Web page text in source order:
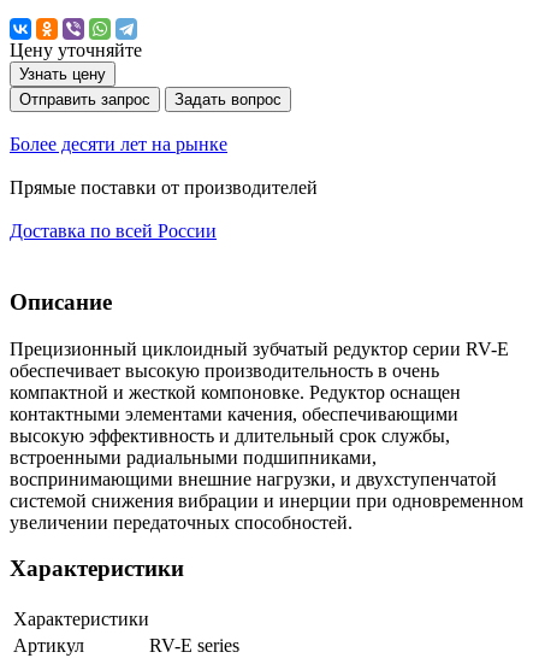
Цену уточняйте
Узнать цену
Отправить запрос
Задать вопрос
Более десяти лет на рынке
Прямые поставки от производителей
Доставка по всей России
Описание
Прецизионный циклоидный зубчатый редуктор серии RV-E
обеспечивает высокую производительность в очень
компактной и жесткой компоновке. Редуктор оснащен
контактными элементами качения, обеспечивающими
высокую эффективность и длительный срок службы,
встроенными радиальными подшипниками,
воспринимающими внешние нагрузки, и двухступенчатой
системой снижения вибрации и инерции при одновременном
увеличении передаточных способностей.
Характеристики
Характеристики
Артикул
RV-E series